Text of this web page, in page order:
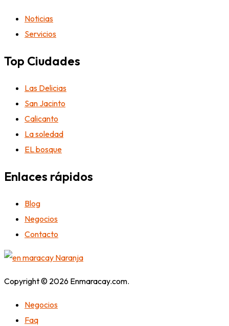
Noticias
Servicios
Top Ciudades
Las Delicias
San Jacinto
Calicanto
La soledad
EL bosque
Enlaces rápidos
Blog
Negocios
Contacto
Copyright © 2026 Enmaracay.com.
Negocios
Faq